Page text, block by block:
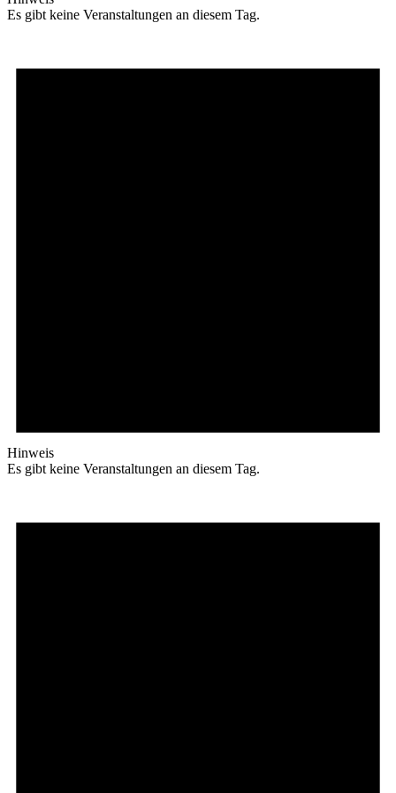
Es gibt keine Veranstaltungen an diesem Tag.
Hinweis
Es gibt keine Veranstaltungen an diesem Tag.